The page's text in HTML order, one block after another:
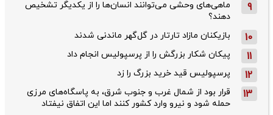
9
ماهی‌های وحشی می‌توانند انسان‌ها را از یکدیگر تشخیص
دهند؟
10 بازیکنان مازاد تارتار در گل‌گهر ماندنی شدند
11 پیکان شکار بزرگش را از پرسپولیس انجام داد
12 پرسپولیس قید خرید بزرگ را زد
13
قرار بود از شمال ‌غرب و جنوب‌ شرق، به پاسگاه‌های مرزی
حمله شود و نیرو وارد کشور کنند اما این اتفاق نیفتاد